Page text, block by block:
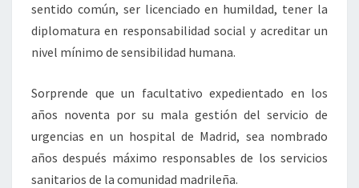
sentido común, ser licenciado en humildad, tener la
diplomatura en responsabilidad social y acreditar un
nivel mínimo de sensibilidad humana.
Sorprende que un facultativo expedientado en los
años noventa por su mala gestión del servicio de
urgencias en un hospital de Madrid, sea nombrado
años después máximo responsables de los servicios
sanitarios de la comunidad madrileña.